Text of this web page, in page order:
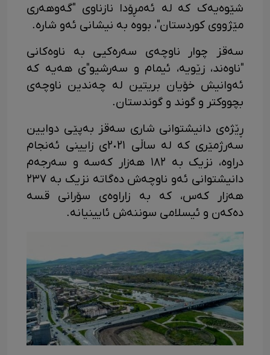
شێوەیەک کە لە ئەمڕۆدا نازناوی "گەوهەری
مێژووی کوردستان"، بووە بە نیشانی ئەو شارە.
سەقز چوار ناوچەی سەرەکیی بە ناوەکانی
"ناوەند، زێویە، ئیمام و سەرشیو"ی هەیە کە
ئەوانیش خۆیان بریتین لە چەندین ناوچەی
بچووکتر و گوند و گوندستان.
ڕێژەی دانیشتوانی شاری سەقز بەپێی دوایین
سەرژمێری کە لە ساڵی ٢٠٢١ی زایینی ئەنجام
دراوە، نزیک بە ١٨٢ هەزار کەسە و سەرجەم
دانیشتوانی ئەو ناوچەش دەگاتە نزیک بە ٢٣٧
هەزار کەس، کە بە زاراوەی سۆرانی قسە
دەکەن و ئیسلامی سوننەش ئایینیانە.